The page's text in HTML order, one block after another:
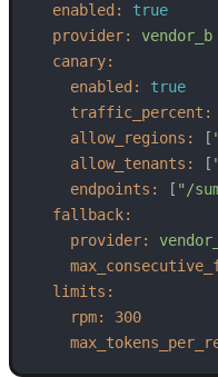
enabled:
true
provider:
vendor_b
canary:
enabled:
true
traffic_percent:
allow_regions:
[
allow_tenants:
[
endpoints:
[ "/
fallback:
provider:
limits:
rpm:
300